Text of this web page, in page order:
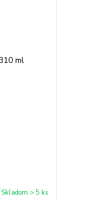
Skladom > 5 ks